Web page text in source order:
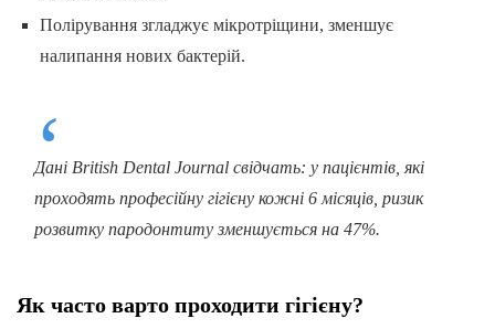
Полірування згладжує мікротріщини, зменшує
налипання нових бактерій.
Дані British Dental Journal свідчать: у пацієнтів, які
проходять професійну гігієну кожні 6 місяців, ризик
розвитку пародонтиту зменшується на 47%.
Як часто варто проходити гігієну?